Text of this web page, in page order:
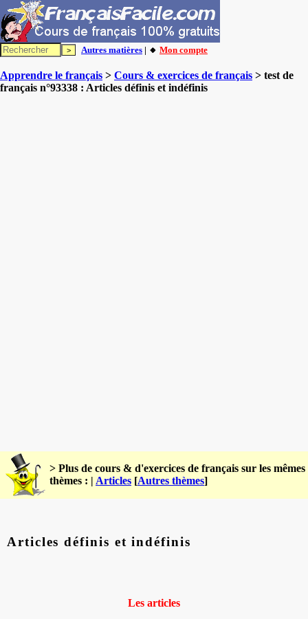
Autres matières | 🔸 Mon compte
Apprendre le français > Cours & exercices de français > test de
français n°93338 : Articles définis et indéfinis
> Plus de cours & d'exercices de français sur les mêmes
thèmes : | Articles [Autres thèmes]
Articles définis et indéfinis
Les articles